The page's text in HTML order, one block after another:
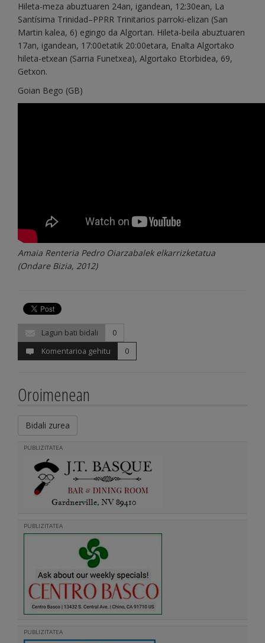
Hileta-meza abuztuaren 24an, igandean, 12:30ean, La
Santísima Trinidad–PPRR Trinitarios parroki-elizan (San
Martin kalea, 6) egingo da Algortan. Hileta-beila abuztuaren
17an, igandean, 17:00etatik 20:00etara, Enalta Algortako
hileta-etxean (Sarria Funetxea), Algortako Etorbidea, 69,
Getxon.
Goian Bego (GB)
Amaia Renteria Pedro Oiarzabalek elkarrizketatua
(Ondare Bizia, 2012)
Lagun bati bidali
0
Komentarioa gehitu
0
Oroimenean
Bidali zurea
PUBLIZITATEA
PUBLIZITATEA
PUBLIZITATEA